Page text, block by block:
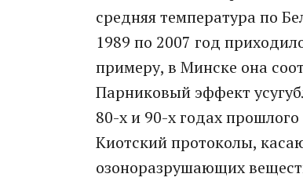
средняя температура по
1989 по 2007 год
примеру, в Минске она
Парниковый эффект
80-х и 90-х годах
Киотский протоколы,
озоноразрушающих